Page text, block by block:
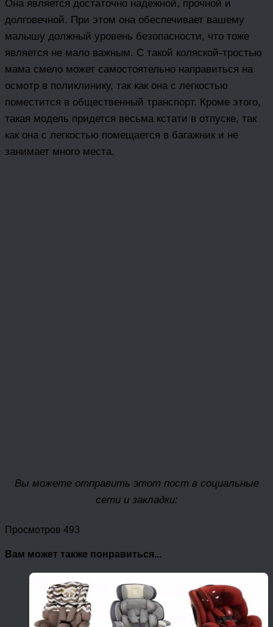
Она является достаточно надежной, прочной и
долговечной. При этом она обеспечивает вашему
малышу должный уровень безопасности, что тоже
является не мало важным. С такой коляской-тростью
мама смело может самостоятельно направиться на
осмотр в поликлинику, так как она с легкостью
поместится в общественный транспорт. Кроме этого,
такая модель придется весьма кстати в отпуске, так
как она с легкостью помещается в багажник и не
занимает много места.
Вы можете отправить этот пост в социальные
сети и закладки:
Просмотров 493
Вам может также понравиться...